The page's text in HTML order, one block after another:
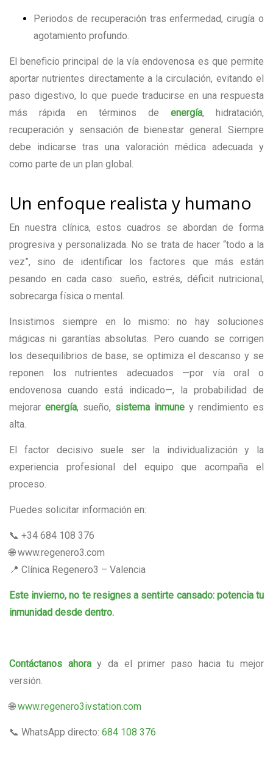
Periodos de recuperación tras enfermedad, cirugía o
agotamiento profundo.
El beneficio principal de la vía endovenosa es que permite
aportar nutrientes directamente a la circulación, evitando el
paso digestivo, lo que puede traducirse en una respuesta
más rápida en términos de energía, hidratación,
recuperación y sensación de bienestar general. Siempre
debe indicarse tras una valoración médica adecuada y
como parte de un plan global.
Un enfoque realista y humano
En nuestra clínica, estos cuadros se abordan de forma
progresiva y personalizada. No se trata de hacer “todo a la
vez”, sino de identificar los factores que más están
pesando en cada caso: sueño, estrés, déficit nutricional,
sobrecarga física o mental.
Insistimos siempre en lo mismo: no hay soluciones
mágicas ni garantías absolutas. Pero cuando se corrigen
los desequilibrios de base, se optimiza el descanso y se
reponen los nutrientes adecuados —por vía oral o
endovenosa cuando está indicado—, la probabilidad de
mejorar energía, sueño, sistema inmune y rendimiento es
alta.
El factor decisivo suele ser la individualización y la
experiencia profesional del equipo que acompaña el
proceso.
Puedes solicitar información en:
📞 +34 684 108 376
🌐 www.regenero3.com
📍 Clínica Regenero3 – Valencia
Este invierno, no te resignes a sentirte cansado: potencia tu
inmunidad desde dentro.
Contáctanos ahoray da el primer paso hacia tu mejor
versión.
🌐www.regenero3ivstation.com
📞 WhatsApp directo: 684 108 376